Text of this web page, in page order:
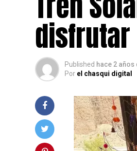
disfrutar
Published hace 2 años
Por el chasqui digital